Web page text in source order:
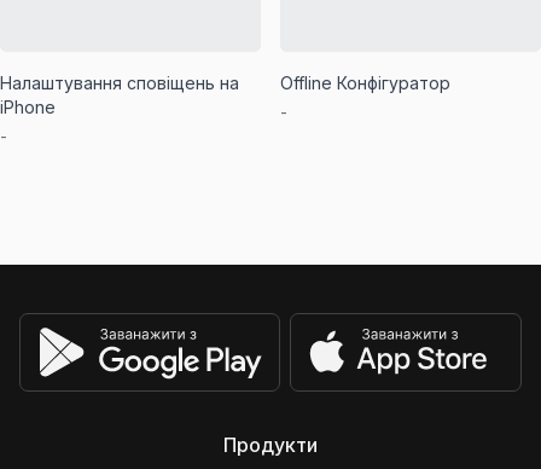
Налаштування сповіщень на
iPhone
-
Offline Конфігуратор
-
Продукти